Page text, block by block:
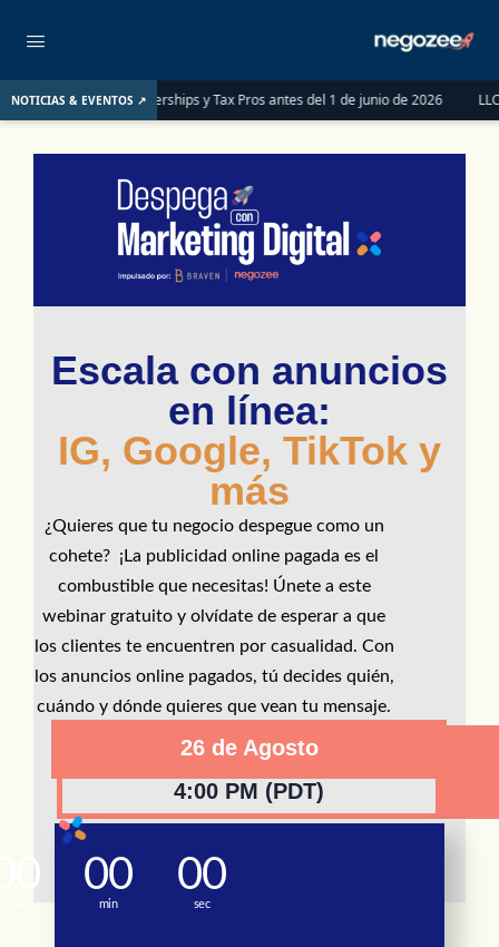
NOTICIAS & EVENTOS ↗
las LLCs, Partnerships y Tax Pros antes del 1 de junio de 2026 LLC o S-
Escala con anuncios
en línea:
IG, Google, TikTok y
más
¿Quieres que tu negocio despegue como un
cohete? ¡La publicidad online pagada es el
combustible que necesitas! Únete a este
webinar gratuito y olvídate de esperar a que
los clientes te encuentren por casualidad. Con
los anuncios online pagados, tú decides quién,
cuándo y dónde quieres que vean tu mensaje.
26 de Agosto
4:00 PM (PDT)
00
min
00
sec